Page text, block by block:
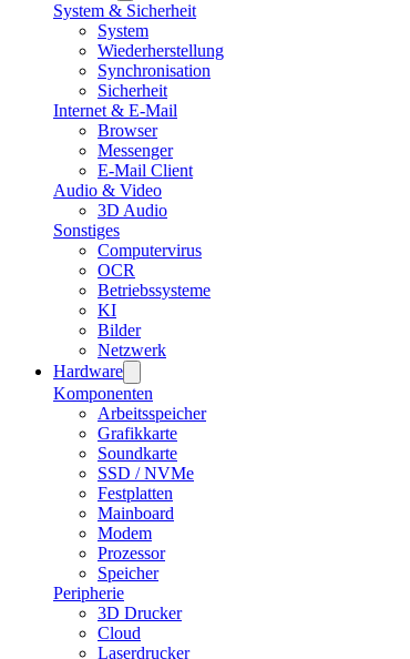
System & Sicherheit
System
Wiederherstellung
Synchronisation
Sicherheit
Internet & E-Mail
Browser
Messenger
E-Mail Client
Audio & Video
3D Audio
Sonstiges
Computervirus
OCR
Betriebssysteme
KI
Bilder
Netzwerk
Hardware
Komponenten
Arbeitsspeicher
Grafikkarte
Soundkarte
SSD / NVMe
Festplatten
Mainboard
Modem
Prozessor
Speicher
Peripherie
3D Drucker
Cloud
Laserdrucker